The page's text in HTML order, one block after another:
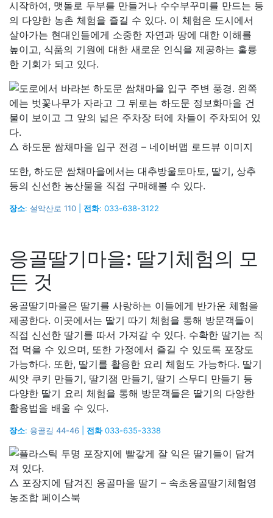
시작하여, 맷돌로 두부를 만들거나 수수부꾸미를 만드는 등
의 다양한 농촌 체험을 즐길 수 있다. 이 체험은 도시에서
살아가는 현대인들에게 소중한 자연과 땅에 대한 이해를
높이고, 식품의 기원에 대한 새로운 인식을 제공하는 훌륭
한 기회가 되고 있다.
△ 하도문 쌈채마을 입구 전경 – 네이버맵 로드뷰 이미지
또한, 하도문 쌈채마을에서는 대추방울토마토, 딸기, 상추
등의 신선한 농산물을 직접 구매해볼 수 있다.
장소: 설악산로 110 전화: 033-638-3122
응골딸기마을: 딸기체험의 모
든 것
응골딸기마을은 딸기를 사랑하는 이들에게 반가운 체험을
제공한다. 이곳에서는 딸기 따기 체험을 통해 방문객들이
직접 신선한 딸기를 따서 가져갈 수 있다. 수확한 딸기는 직
접 먹을 수 있으며, 또한 가정에서 즐길 수 있도록 포장도
가능하다. 또한, 딸기를 활용한 요리 체험도 가능하다. 딸기
씨앗 쿠키 만들기, 딸기잼 만들기, 딸기 스무디 만들기 등
다양한 딸기 요리 체험을 통해 방문객들은 딸기의 다양한
활용법을 배울 수 있다.
장소: 응골길 44-46 전화033-635-3338
△ 포장지에 담겨진 응골마을 딸기 – 속초응골딸기체험영
농조합 페이스북